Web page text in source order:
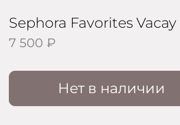
Sephora Favorites
7 500 ₽
Нет в наличии